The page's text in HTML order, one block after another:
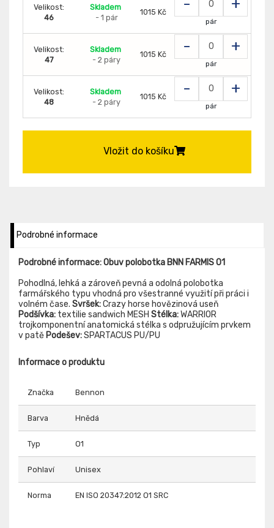
Velikost:
46
Skladem
- 1 pár
1015 Kč
pár
Velikost:
47
Skladem
- 2 páry
1015 Kč - +
pár
Velikost:
48
Skladem
- 2 páry
1015 Kč - +
pár
Vložit do košíku
Podrobné informace
Podrobné informace: Obuv polobotka BNN FARMIS O1
Pohodlná, lehká a zároveň pevná a odolná polobotka
farmářského typu vhodná pro všestranné využití při práci i
volném čase. Svršek:Crazy horse hovězinová useň
Podšívka: textilie sandwich MESH Stélka:WARRIOR
trojkomponentní anatomická stélka s odpružujícím prvkem
v patě Podešev:SPARTACUS PU/PU
Informace o produktu
Značka Bennon
Barva Hnědá
Typ O1
Pohlaví Unisex
Norma EN ISO 20347:2012 O1 SRC